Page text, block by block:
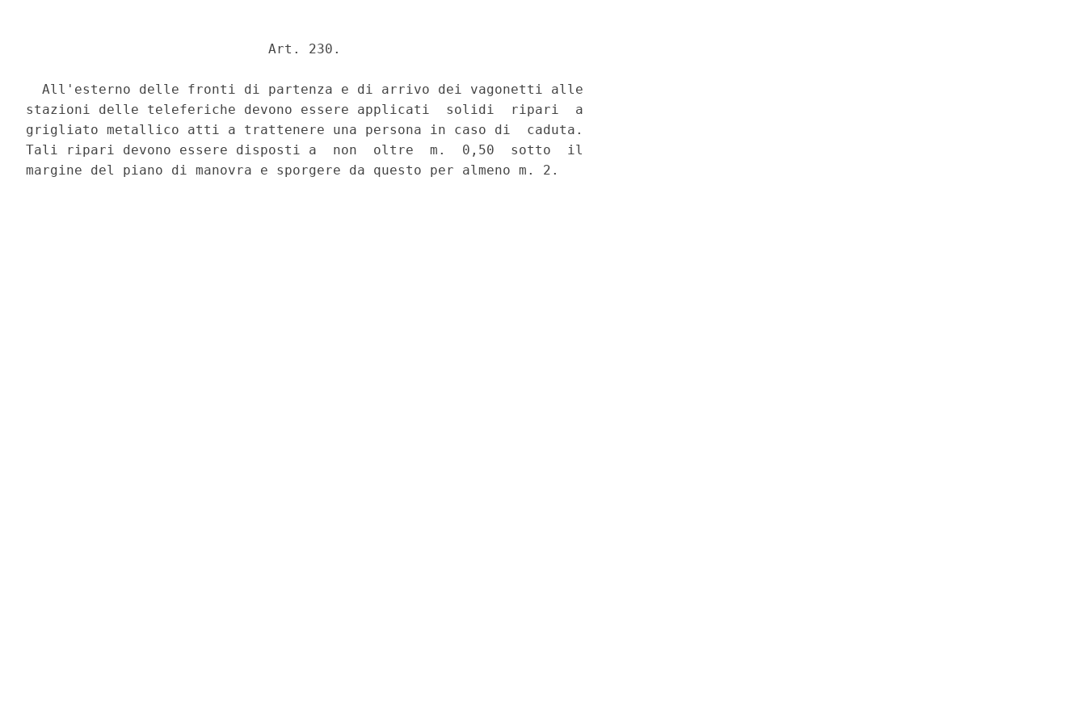
                              Art. 230.
  All'esterno delle fronti di partenza e di arrivo dei vagonetti alle
stazioni delle teleferiche devono essere applicati  solidi  ripari  a
grigliato metallico atti a trattenere una persona in caso di  caduta.
Tali ripari devono essere disposti a  non  oltre  m.  0,50  sotto  il